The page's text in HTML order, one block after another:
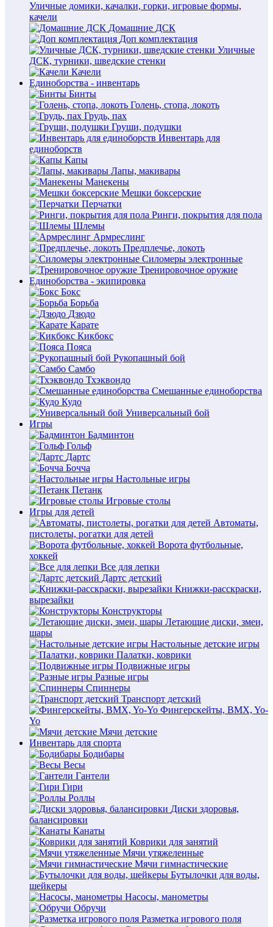
Уличные домики, качалки, горки, игровые формы,
качели
Домашние ДСК
Доп комплектация
Уличные
ДСК, турники, шведские стенки
Качели
Единоборства - инвентарь
Бинты
Голень, стопа, локоть
Грудь, пах
Груши, подушки
Инвентарь для
единоборств
Капы
Лапы, макивары
Манекены
Мешки боксерские
Перчатки
Ринги, покрытия для пола
Шлемы
Армреслинг
Предплечье, локоть
Силомеры электронные
Тренировочное оружие
Единоборства - экипировка
Бокс
Борьба
Дзюдо
Карате
Кикбокс
Пояса
Рукопашный бой
Самбо
Тхэквондо
Смешанные единоборства
Кудо
Универсальный бой
Игры
Бадминтон
Гольф
Дартс
Бочча
Настольные игры
Петанк
Игровые столы
Игры для детей
Автоматы,
пистолеты, рогатки для детей
Ворота футбольные,
хоккей
Все для лепки
Дартс детский
Книжки-расскраски,
вырезайки
Конструкторы
Летающие диски, змеи,
шары
Настольные детские игры
Палатки, коврики
Подвижные игры
Разные игры
Спиннеры
Транспорт детский
Фингерскейты, BMX, Yo-
Yo
Мячи детские
Инвентарь для спорта
Бодибары
Весы
Гантели
Гири
Роллы
Диски здоровья,
балансировки
Канаты
Коврики для занятий
Мячи утяжеленные
Мячи гимнастические
Бутылочки для воды,
шейкеры
Насосы, манометры
Обручи
Разметка игрового поля